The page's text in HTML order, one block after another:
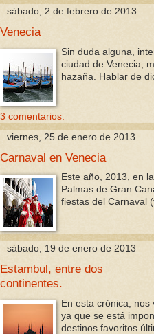
sábado, 2 de febrero de 2013
Venecia
Sin duda alguna,
ciudad de Venecia,
hazaña. Hablar de
3 comentarios:
viernes, 25 de enero de 2013
Carnaval en Venecia
Este año, 2013, en
Palmas de Gran
fiestas del Carnaval
sábado, 19 de enero de 2013
Estambul, entre dos
continentes.
En esta crónica, nos
ya que se está
destinos favoritos